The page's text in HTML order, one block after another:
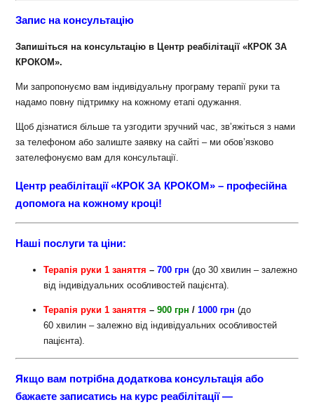
Запис на консультацію
Запишіться на консультацію в Центр реабілітації «КРОК ЗА
КРОКОМ».
Ми запропонуємо вам індивідуальну програму терапії руки та
надамо повну підтримку на кожному етапі одужання.
Щоб дізнатися більше та узгодити зручний час, зв’яжіться з нами
за телефоном або залиште заявку на сайті – ми обов’язково
зателефонуємо вам для консультації.
Центр реабілітації «КРОК ЗА КРОКОМ» – професійна
допомога на кожному кроці!
Наші послуги та ціни:
Терапія руки 1 заняття –700 грн (до 30 хвилин – залежно
від індивідуальних особливостей пацієнта).
Терапія руки 1 заняття –900 грн /1000 грн (до
60 хвилин – залежно від індивідуальних особливостей
пацієнта).
Якщо вам потрібна додаткова консультація або
бажаєте записатись на курс реабілітації —